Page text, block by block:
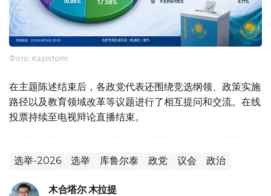
Фото: Kazinform
在主题陈述结束后，各政党代表还围绕竞选纲领、政策实施
路径以及教育领域改革等议题进行了相互提问和交流。在线
投票持续至电视辩论直播结束。
选举-2026 选举 库鲁尔泰 政党 议会 政治
木合塔尔 木拉提